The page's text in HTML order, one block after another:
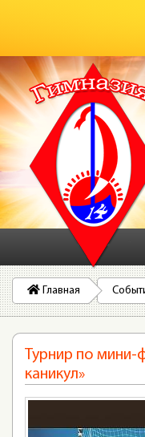
Главная
Турнир по мини-
каникул»